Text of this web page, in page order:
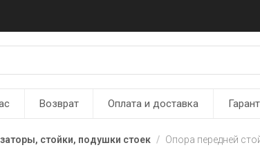
Возврат Оплата и доставка
стойки, подушки стоек Опора передней